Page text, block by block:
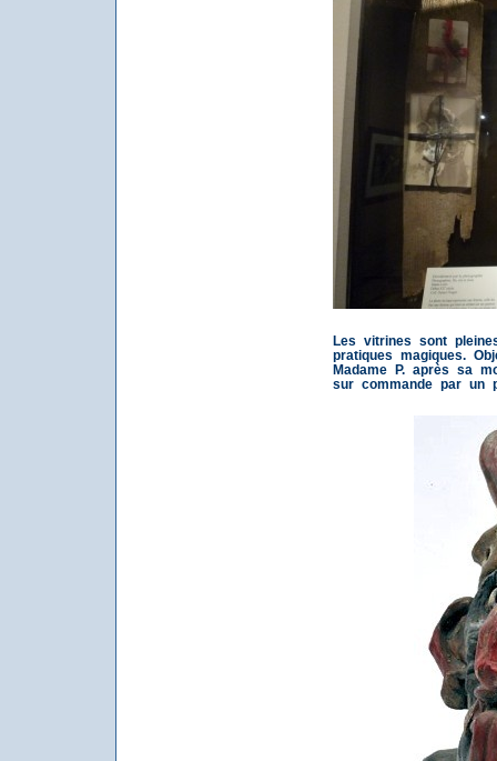
Les vitrines sont
pratiques magiques.
Madame P. après sa
sur commande par un